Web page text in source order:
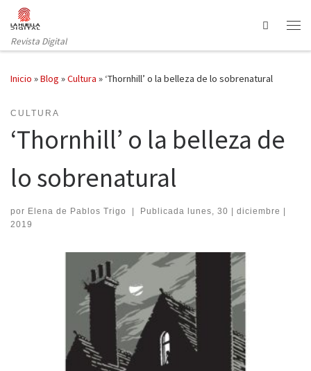
Saltar al contenido
Revista Digital
Search
Inicio »Blog »Cultura » ‘Thornhill’ o la belleza de lo sobrenatural
CULTURA
‘Thornhill’ o la belleza de
lo sobrenatural
por Elena de Pablos Trigo | Publicada lunes, 30 | diciembre |
2019